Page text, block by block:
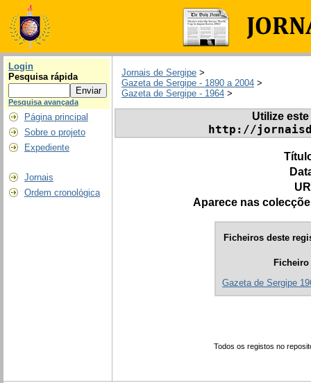
Login
Pesquisa rápida
Pesquisa avançada
Página principal
Sobre o projeto
Expediente
Jornais
Ordem cronológica
Jornais de Sergipe >
Gazeta de Sergipe - 1890 a 2004 >
Gazeta de Sergipe - 1964 >
Utilize
http://
Aparece nas
Ficheiros deste
Ficheiro
Gazeta de Sergipe
Todos os registos no